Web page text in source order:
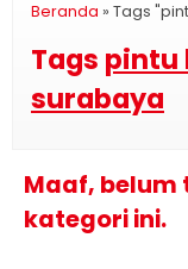
Beranda » Tags
Tags pintu
surabaya
Maaf, belum
kategori ini.